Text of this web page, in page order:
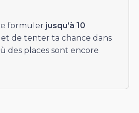
formuler jusqu’à 10
et de tenter ta chance dans
des places sont encore